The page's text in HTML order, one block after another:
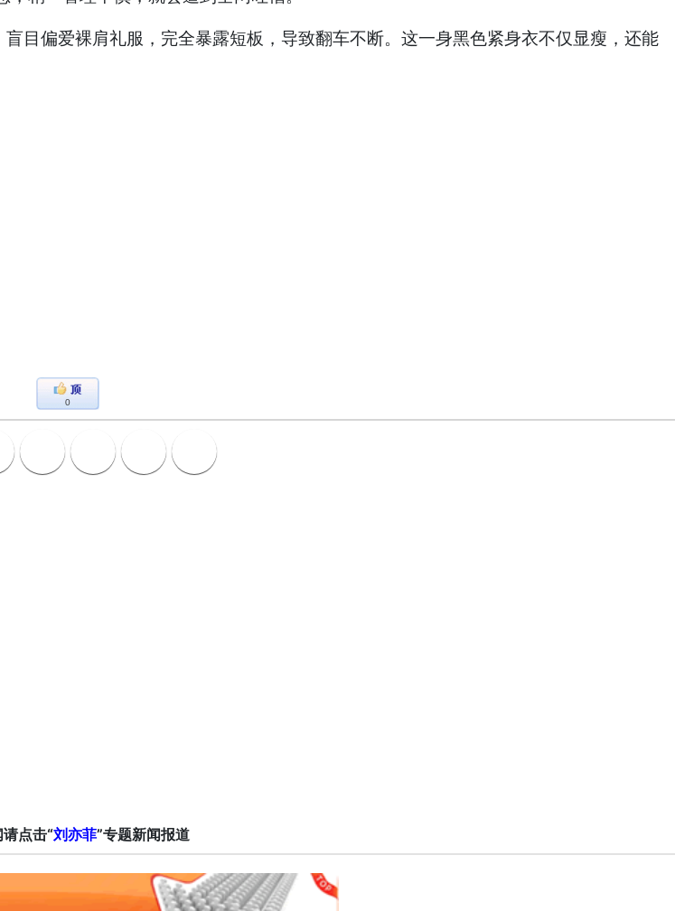
目偏爱裸肩礼服，完全暴露短板，导致翻车不断。这一身黑色紧身衣不仅显瘦，还能
0
点击“刘亦菲”专题新闻报道